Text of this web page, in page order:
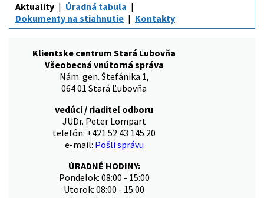
Aktuality
Úradná tabuľa
Dokumenty na stiahnutie
Kontakty
Klientske centrum Stará Ľubovňa
Všeobecná vnútorná správa
Nám. gen. Štefánika 1,
064 01 Stará Ľubovňa
vedúci / riaditeľ odboru
JUDr. Peter Lompart
telefón: +421 52 43 145 20
e-mail: Pošli správu
ÚRADNÉ HODINY:
Pondelok: 08:00 - 15:00
Utorok: 08:00 - 15:00